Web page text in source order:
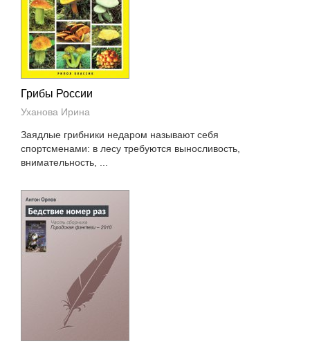
Грибы России
Уханова Ирина
Заядлые грибники недаром называют себя
спортсменами: в лесу требуются выносливость,
внимательность, ...